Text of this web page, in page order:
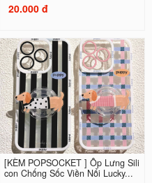
20.000 đ
[KÈM POPSOCKET ] Ốp Lưng Sili
con Chống Sốc Viền Nổi Lucky...